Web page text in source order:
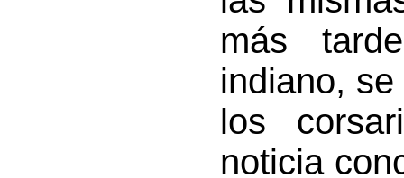
más
indiano,
los
noticia